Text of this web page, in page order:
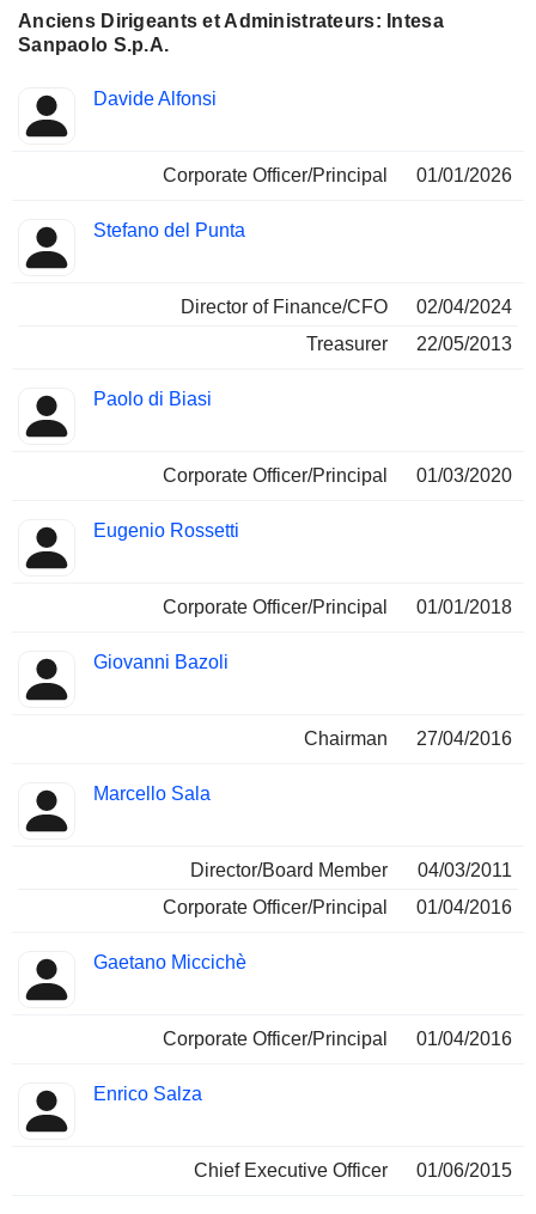
Anciens Dirigeants et Administrateurs: Intesa
Sanpaolo S.p.A.
Insider
Fonctions
Davide Alfonsi
Corporate Officer/Principal 01/01/2026
Stefano del Punta
Director of Finance/CFO
02/04/2024
Treasurer
22/05/2013
Paolo di Biasi
Corporate Officer/Principal 01/03/2020
Eugenio Rossetti
Corporate Officer/Principal 01/01/2018
Giovanni Bazoli
Chairman 27/04/2016
Marcello Sala
Director/Board Member
04/03/2011
Corporate Officer/Principal
01/04/2016
Gaetano Miccichè
Corporate Officer/Principal 01/04/2016
Enrico Salza
Chief Executive Officer 01/06/2015